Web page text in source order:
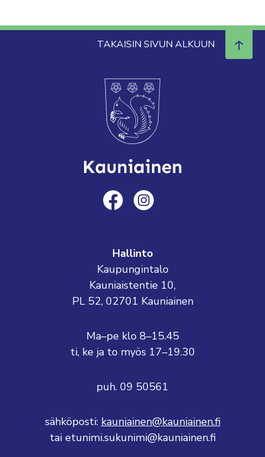
TAKAISIN SIVUN ALKUUN
Hallinto
Kaupungintalo
Kauniaistentie 10,
PL 52, 02701 Kauniainen
Ma–pe klo 8–15.45
ti, ke ja to myös 17–19.30
puh. 09 50561
sähköposti: kauniainen@kauniainen.fi
tai etunimi.sukunimi@kauniainen.fi